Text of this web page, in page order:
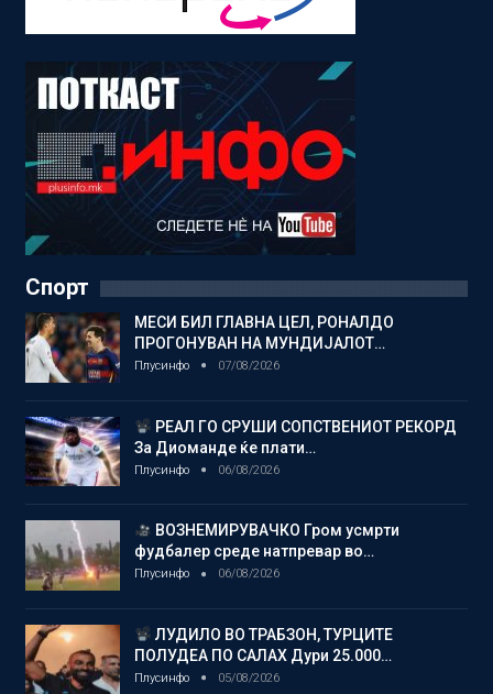
Спорт
МЕСИ БИЛ ГЛАВНА ЦЕЛ, РОНАЛДО
ПРОГОНУВАН НА МУНДИЈАЛОТ…
Плусинфо 07/08/2026
РЕАЛ ГО СРУШИ СОПСТВЕНИОТ РЕКОРД
За Диоманде ќе плати…
Плусинфо 06/08/2026
ВОЗНЕМИРУВАЧКО Гром усмрти
фудбалер среде натпревар во…
Плусинфо 06/08/2026
ЛУДИЛО ВО ТРАБЗОН, ТУРЦИТЕ
ПОЛУДЕА ПО САЛАХ Дури 25.000…
Плусинфо 05/08/2026